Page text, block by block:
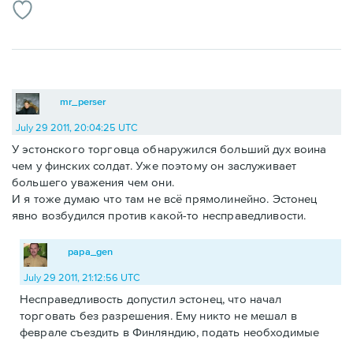
mr_perser
July 29 2011, 20:04:25 UTC
У эстонского торговца обнаружился больший дух воина
чем у финских солдат. Уже поэтому он заслуживает
большего уважения чем они.
И я тоже думаю что там не всё прямолинейно. Эстонец
явно возбудился против какой-то несправедливости.
papa_gen
July 29 2011, 21:12:56 UTC
Несправедливость допустил эстонец, что начал
торговать без разрешения. Ему никто не мешал в
феврале съездить в Финляндию, подать необходимые